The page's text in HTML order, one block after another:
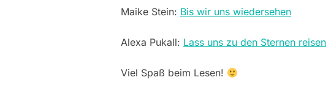
Maike Stein: Bis wir uns wiedersehen
Alexa Pukall: Lass uns zu den Sternen reisen
Viel Spaß beim Lesen!